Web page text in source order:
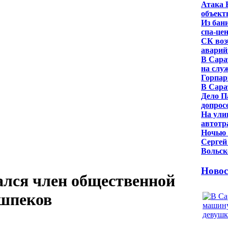
член общественной
Атака
Из
спа-
СК
В
на
В
Дело
На
Ночью